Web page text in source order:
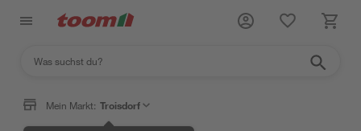
Mein Markt: Troisdorf